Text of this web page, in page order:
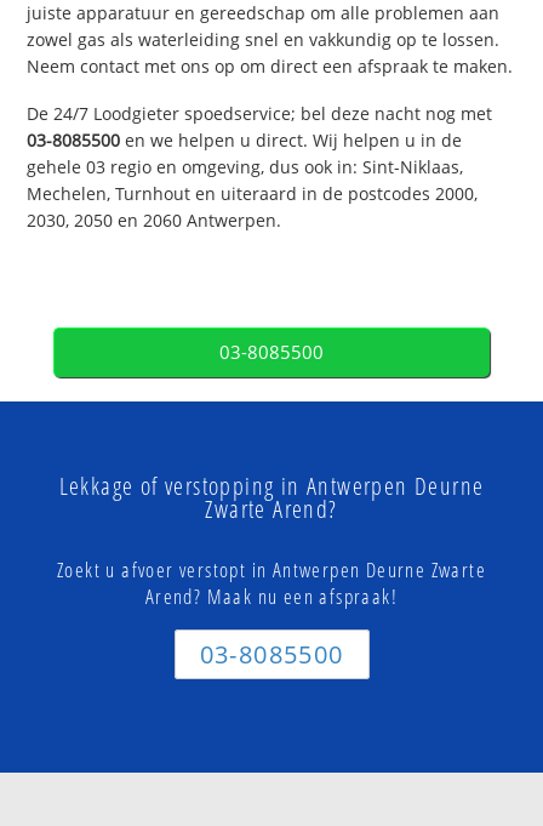
juiste apparatuur en gereedschap om alle problemen aan
zowel gas als waterleiding snel en vakkundig op te lossen.
Neem contact met ons op om direct een afspraak te maken.
De 24/7 Loodgieter spoedservice; bel deze nacht nog met
03-8085500 en we helpen u direct. Wij helpen u in de
gehele 03 regio en omgeving, dus ook in: Sint-Niklaas,
Mechelen, Turnhout en uiteraard in de postcodes 2000,
2030, 2050 en 2060 Antwerpen.
03-8085500
Lekkage of verstopping in Antwerpen Deurne
Zwarte Arend?
Zoekt u afvoer verstopt in Antwerpen Deurne Zwarte
Arend? Maak nu een afspraak!
03-8085500